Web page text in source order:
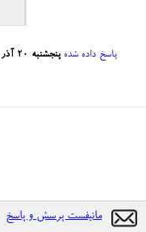
پاسخ داده شده پنجشنبه ۲۰ آذر ۱۳۹۳
مانیفست پرسش و پاسخ